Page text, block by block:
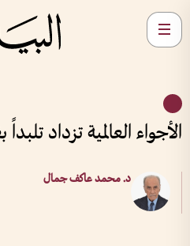
الأجواء العالمية تزداد
د. محمد عاكف جمال